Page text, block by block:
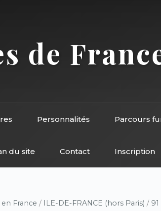
de
Personnalités Parcours
du site Contact Inscription
en France / ILE-DE-FRANCE (hors Paris) /